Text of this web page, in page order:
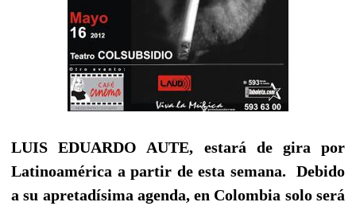
LUIS EDUARDO AUTE, estará de gira por
Latinoamérica a partir de esta semana. Debido
a su apretadísima agenda, en Colombia solo será